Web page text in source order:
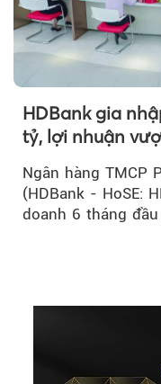
HDBank gia
tỷ, lợi nhuận
mới trên thị
Ngân hàng TMCP
(HDBank - HoSE:
doanh 6 tháng